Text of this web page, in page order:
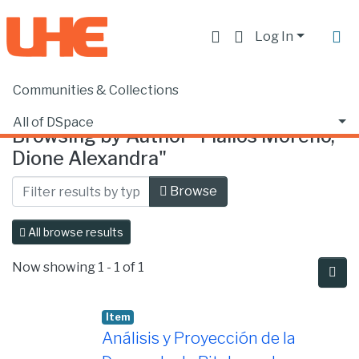
Log In
Communities & Collections
All of DSpace
Home Browse by Author
Browsing by Author "Fiallos Moreno,
Dione Alexandra"
Browse
All browse results
Now showing 1 - 1 of 1
Item
Análisis y Proyección de la